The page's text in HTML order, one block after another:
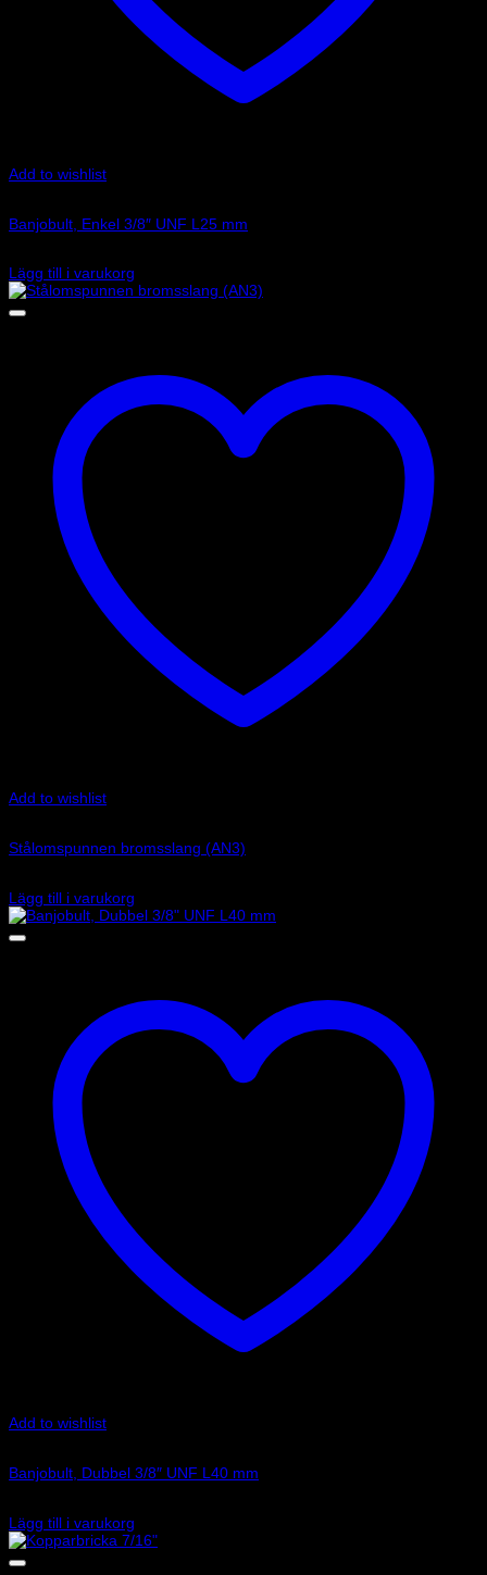
Add to wishlist
Banjobult, Enkel 3/8″ UNF L25 mm
Lägg till i varukorg
Add to wishlist
Stålomspunnen bromsslang (AN3)
Lägg till i varukorg
Add to wishlist
Banjobult, Dubbel 3/8″ UNF L40 mm
Lägg till i varukorg